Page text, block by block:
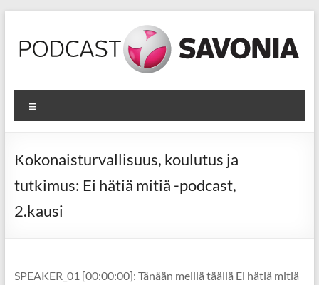
content
Podcastit
Podcasteja
opetus-
kehittämistoiminnasta
Kokonaisturvallisuus, koulutus ja
tutkimus: Ei hätiä mitiä -podcast,
2.kausi
SPEAKER_01 [00:00:00]: Tänään meillä täällä Ei hätiä mitiä